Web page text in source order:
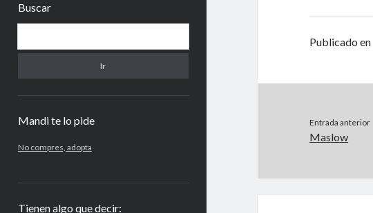
lateral
Buscar
Mandi te lo pide
No compres, adopta
Tienen algo que decir:
Publicado en
Entrada anterior
Maslow